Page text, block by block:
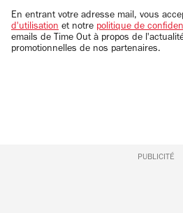
email
En entrant votre adresse mail, vous
d'utilisation et notre politique de
emails de Time Out à propos de
promotionnelles de nos partenaires.
PUBLICITÉ